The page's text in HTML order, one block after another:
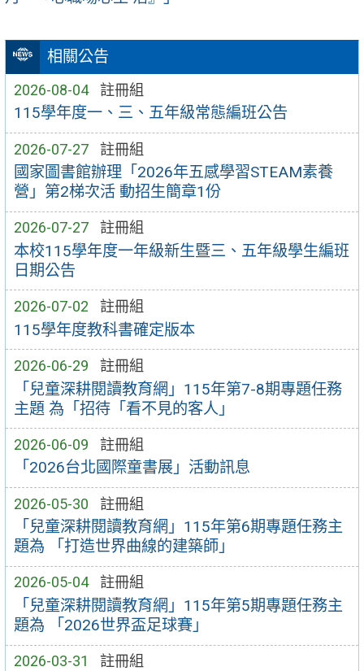
相關公告
2026-08-04 註冊組
115學年度一、三、五年級常態編班公告
2026-07-27 註冊組
國家圖書館辦理「2026年五感學習STEAM素養
營」第2梯次活 動招生簡章1份
2026-07-27 註冊組
本校115學年度一年級新生暨三、五年級學生編班
日期公告
2026-07-02 註冊組
115學年度教科書確定版本
2026-06-29 註冊組
「兒童深耕閱讀教育網」115年第7-8期專題任務
主題 為「招待「看不見的客人」
2026-06-09 註冊組
「2026台北國際童書展」活動訊息
2026-05-30 註冊組
「兒童深耕閱讀教育網」115年第6期專題任務主
題為 「打造世界曲線的建築師」
2026-05-04 註冊組
「兒童深耕閱讀教育網」115年第5期專題任務主
題為 「2026世界盃足球賽」
2026-03-31 註冊組